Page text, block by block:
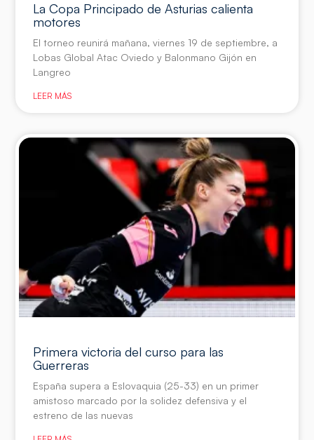
La Copa Principado de Asturias calienta
motores
El torneo reunirá mañana, viernes 19 de septiembre, a
Lobas Global Atac Oviedo y Balonmano Gijón en
Langreo
LEER MÁS
Primera victoria del curso para las
Guerreras
España supera a Eslovaquia (25-33) en un primer
amistoso marcado por la solidez defensiva y el
estreno de las nuevas